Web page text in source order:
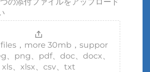
，more 30mb，suppor
、png、pdf、doc、docx、
xls、xlsx、csv、txt